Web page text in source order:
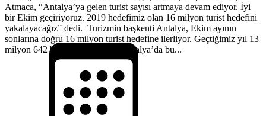
Atmaca, “Antalya’ya gelen turist sayısı artmaya devam ediyor. İyi
bir Ekim geçiriyoruz. 2019 hedefimiz olan 16 milyon turist hedefini
yakalayacağız” dedi. Turizmin başkenti Antalya, Ekim ayının
sonlarına doğru 16 milyon turist hedefine ilerliyor. Geçtiğimiz yıl 13
milyon 642 bin turist ağırlayan Antalya’da bu...